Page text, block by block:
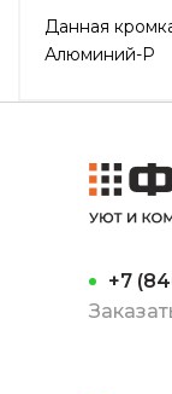
Данная
Алюминий-P
+7